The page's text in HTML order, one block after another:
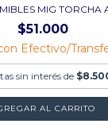
MIG TORCHA
$51.000
Efectivo/
sin interés de
AL CARRITO